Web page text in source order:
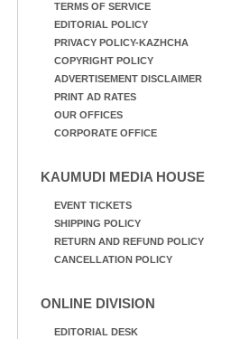
TERMS OF SERVICE
EDITORIAL POLICY
PRIVACY POLICY-KAZHCHA
COPYRIGHT POLICY
ADVERTISEMENT DISCLAIMER
PRINT AD RATES
OUR OFFICES
CORPORATE OFFICE
KAUMUDI MEDIA HOUSE
EVENT TICKETS
SHIPPING POLICY
RETURN AND REFUND POLICY
CANCELLATION POLICY
ONLINE DIVISION
EDITORIAL DESK